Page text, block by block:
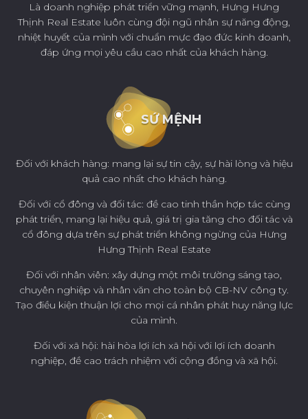
Là doanh nghiệp phát triển vững mạnh, Hưng Hưng
Thịnh Real Estate luôn cùng đội ngũ nhân sự năng động,
nhiệt huyết của mình với chuẩn mực đạo đức kinh doanh,
đáp ứng mọi yêu cầu cao nhất của khách hàng.
SỨ MỆNH
Đối với khách hàng: mang lại sự tin cậy, sự hài lòng và hiệu
quả cao nhất cho khách hàng.
Đối với cổ đông và đối tác: đề cao tinh thần hợp tác cùng
phát triển, mang lại hiệu quả, giá trị gia tăng cho đối tác và
cổ đông dựa trên sự phát triển không ngừng của Hưng
Hưng Thịnh Real Estate
Đối với nhân viên: xây dựng một môi trường sáng tạo,
chuyên nghiệp và nhân văn cho toàn bộ CB-NV công ty.
Tạo điều kiện thuận lợi cho mọi cá nhân phát huy năng lực
của mình.
Đối với xã hội: hài hòa lợi ích xã hội với lợi ích doanh
nghiệp, đề cao trách nhiệm với cộng đồng và xã hội.